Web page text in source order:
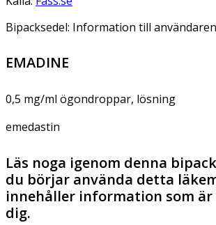
Bipacksedel: Information till användaren
EMADINE
0,5 mg/ml ögondroppar, lösning
emedastin
Läs noga igenom denna
du börjar använda detta
innehåller information som
dig.